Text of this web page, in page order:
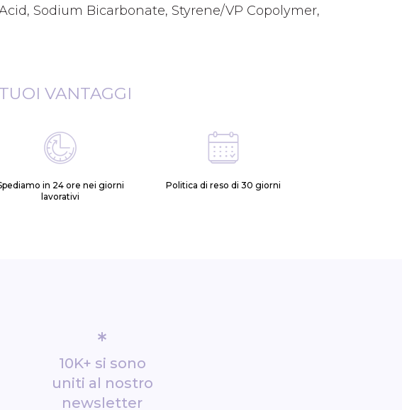
Sodium Bicarbonate, Styrene/VP Copolymer,
VANTAGGI
in 24 ore nei giorni
lavorativi
Politica di reso di 30 giorni
*
10K+ si sono
uniti al nostro
newsletter